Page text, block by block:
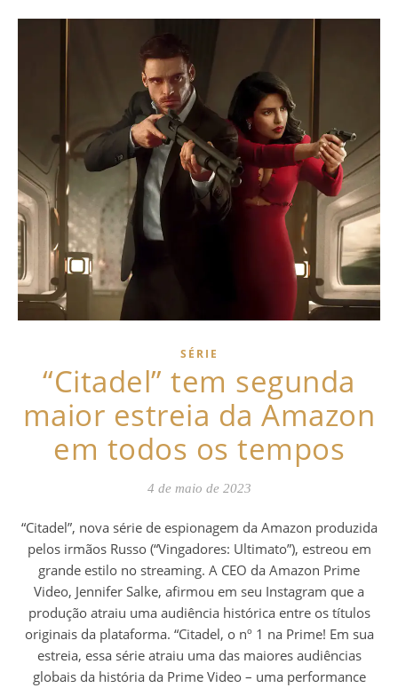
SÉRIE
“Citadel” tem segunda
maior estreia da Amazon
em todos os tempos
4 de maio de 2023
“Citadel”, nova série de espionagem da Amazon produzida
pelos irmãos Russo (“Vingadores: Ultimato”), estreou em
grande estilo no streaming. A CEO da Amazon Prime
Video, Jennifer Salke, afirmou em seu Instagram que a
produção atraiu uma audiência histórica entre os títulos
originais da plataforma. “Citadel, o nº 1 na Prime! Em sua
estreia, essa série atraiu uma das maiores audiências
globais da história da Prime Video – uma performance